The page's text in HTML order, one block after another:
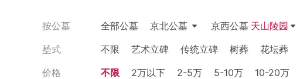
按公墓 全部公墓 京北公墓 京西公墓 天山陵园
塟式
不限 艺术立碑 传统立碑 树葬 花坛葬
价格
不限 2万以下 2-5万 5-10万 10-20万